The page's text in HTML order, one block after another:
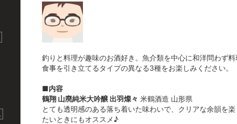
釣りと料理が趣味のお酒好き。魚介類を中心に和洋問わず
食事を引き立てるタイプの異なる3種をお楽しみください。
■内容
鶴翔 山廃純米大吟醸 出羽燦々 米鶴酒造 山形県
とても透明感のある落ち着いた味わいで、クリアな余韻を
たいときにもオススメ♪